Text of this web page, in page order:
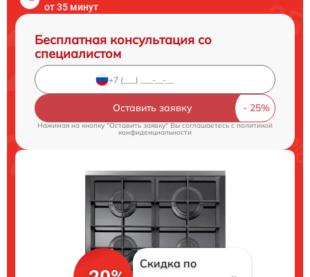
от 35 минут
Бесплатная консультация со
специалистом
Оставить заявку
Нажимая на кнопку "Оставить заявку" Вы соглашаетесь c политикой
конфиденциальности
Скидка по